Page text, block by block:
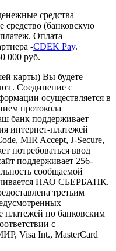
средства
средство (банковскую
Оплата
-CDEK Pay.
000 руб.
карты) Вы будете
. Соединение с
осуществляется в
протокола
банк поддерживает
интернет-платежей
MIR Accept, J-Secure,
потребоваться ввод
поддерживает 256-
сообщаемой
ПАО СБЕРБАНК.
третьим
платежей по банковским
с
Visa Int., MasterCard